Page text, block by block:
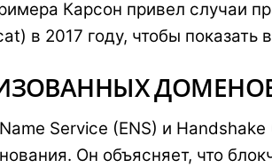
Карсон привел случаи
в 2017 году, чтобы показать
Service (ENS) и Handshake
Он объясняет, что